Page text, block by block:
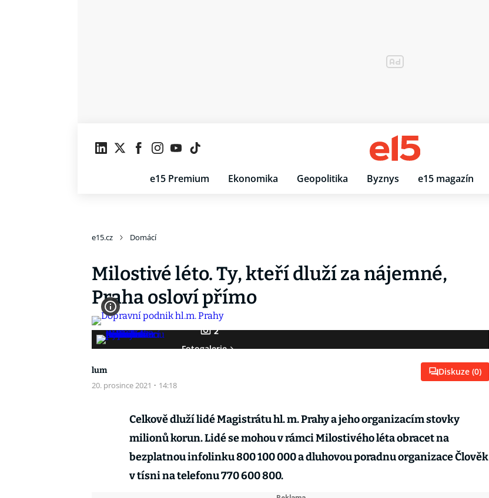
e15 Premium Ekonomika Geopolitika Byznys e15 magazín
e15.cz Domácí
Milostivé léto. Ty, kteří dluží za nájemné,
Praha osloví přímo
2
Fotogalerie
lum
20. prosince 2021 · 14:18
Diskuze (0)
Celkově dluží lidé Magistrátu hl. m. Prahy a jeho organizacím stovky
milionů korun. Lidé se mohou v rámci Milostivého léta obracet na
bezplatnou infolinku 800 100 000 a dluhovou poradnu organizace Člověk
v tísni na telefonu 770 600 800.